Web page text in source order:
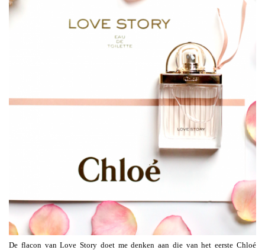
De flacon van Love Story doet me denken aan die van het eerste Chloé